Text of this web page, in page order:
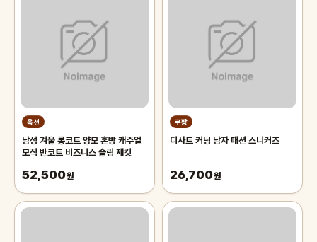
옥션
남성 겨울 롱코트 양모 혼방 캐주얼
모직 반코트 비즈니스 슬림 재킷
52,500원
쿠팡
디사트 커닝 남자 패션 스니커즈
26,700원